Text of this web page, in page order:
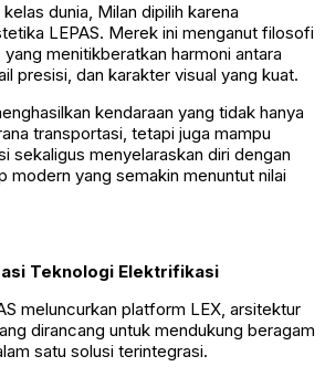
dunia, Milan dipilih karena
LEPAS. Merek ini menganut filosofi
yang menitikberatkan harmoni antara
presisi, dan karakter visual yang kuat.
kendaraan yang tidak hanya
transportasi, tetapi juga mampu
sekaligus menyelaraskan diri dengan
modern yang semakin menuntut nilai
Teknologi Elektrifikasi
meluncurkan platform LEX, arsitektur
dirancang untuk mendukung beragam
satu solusi terintegrasi.